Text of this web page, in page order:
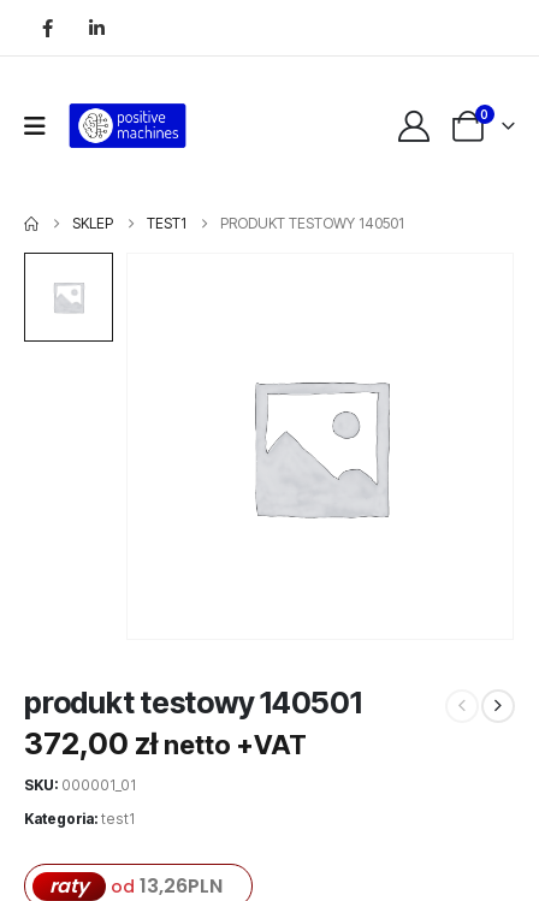
0
SKLEP TEST1 PRODUKT TESTOWY 140501
produkt testowy 140501
372,00 zł netto +VAT
SKU: 000001_01
Kategoria: test1
raty od 13,26PLN